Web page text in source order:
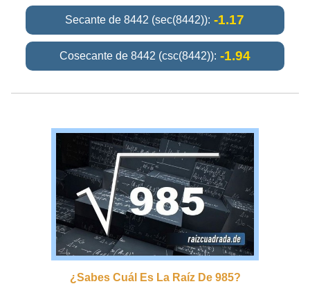
Secante de 8442 (sec(8442)): -1.17
Cosecante de 8442 (csc(8442)): -1.94
¿sabes Cuál Es La Raíz De 985?